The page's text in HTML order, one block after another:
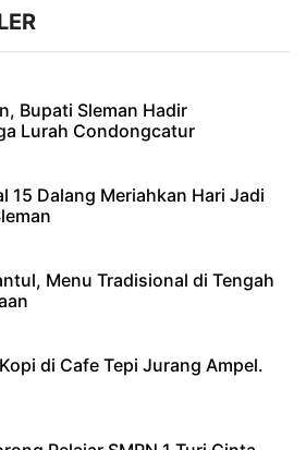
Bupati Sleman Hadir
Lurah Condongcatur
15 Dalang Meriahkan Hari Jadi
Menu Tradisional di Tengah
di Cafe Tepi Jurang Ampel.